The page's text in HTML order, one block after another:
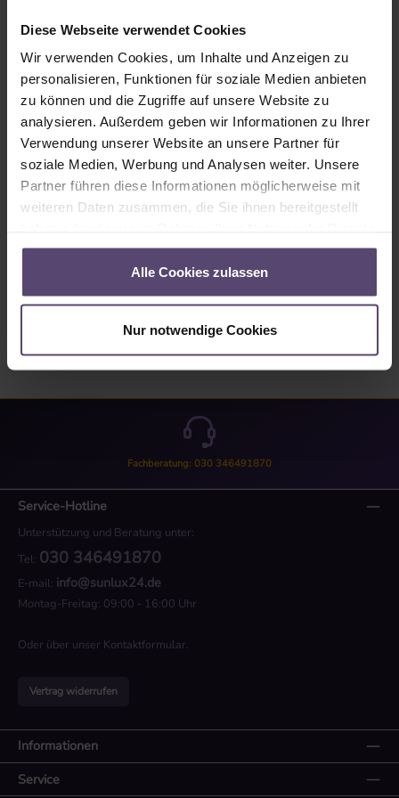
Diese Webseite verwendet Cookies
Wir verwenden Cookies, um Inhalte und Anzeigen zu
personalisieren, Funktionen für soziale Medien anbieten
zu können und die Zugriffe auf unsere Website zu
analysieren. Außerdem geben wir Informationen zu Ihrer
Verwendung unserer Website an unsere Partner für
soziale Medien, Werbung und Analysen weiter. Unsere
Partner führen diese Informationen möglicherweise mit
weiteren Daten zusammen, die Sie ihnen bereitgestellt
gesammelt haben.
Alle Cookies zulassen
Nur notwendige Cookies
In den Warenkorb
Produktnummer:MU_R_2630_PG1
Beschreibung
Angaben zum Stoff 2630:5% Reflexion (Licht wird vom Stoff
reflektiert)94% Absorption (Licht wird vom Stoff
Bewertungen
Fachberatung: 030 346491870
Service-Hotline
Unterstützung und Beratung unter:
Tel: 030 346491870
E-mail: info@sunlux24.de
Montag-Freitag: 09:00 - 16:00 Uhr
Oder über unser Kontaktformular.
Vertrag widerrufen
Informationen
Service